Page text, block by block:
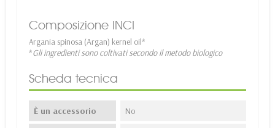
Composizione INCI
Argania spinosa (Argan) kernel oil*
*Gli ingredienti sono coltivati secondo il metodo biologico
Scheda tecnica
È un accessorio No